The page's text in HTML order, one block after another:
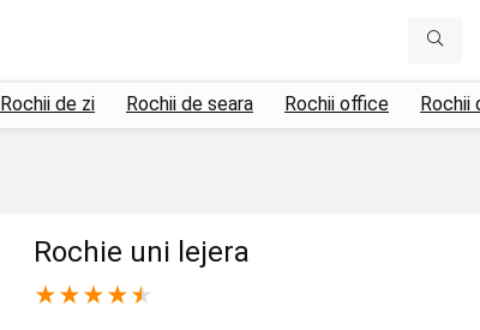
Rochii de zi Rochii de seara Rochii office Rochii
Rochie uni lejera
★★★★★